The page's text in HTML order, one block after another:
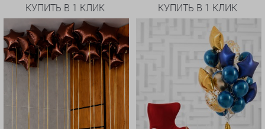
КУПИТЬ В 1 КЛИК КУПИТЬ В 1 КЛИК